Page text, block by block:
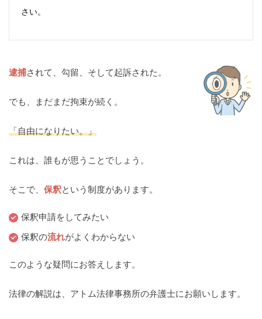
九州・沖縄
相談内容から探す
さい。
逮捕されて、勾留、そして起訴された。
でも、まだまだ拘束が続く。
「自由になりたい。」
これは、誰もが思うことでしょう。
そこで、 保釈という制度があります。
保釈申請をしてみたい
保釈の流れがよくわからない
このような疑問にお答えします。
法律の解説は、アトム法律事務所の弁護士にお願いします。